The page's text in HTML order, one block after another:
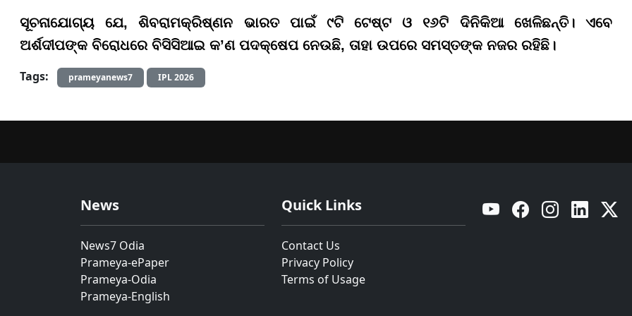
ସୂଚନାଯୋଗ୍ୟ ଯେ, ଶିବରାମକ୍ରିଷ୍ଣନ ଭାରତ ପାଇଁ ୯ଟି ଟେଷ୍ଟ ଓ ୧୬ଟି ଦିନିକିଆ ଖେଳିଛନ୍ତି। ଏବେ
ଅର୍ଶଦୀପଙ୍କ ବିରୋଧରେ ବିସିସିଆଇ କ’ଣ ପଦକ୍ଷେପ ନେଉଛି, ତାହା ଉପରେ ସମସ୍ତଙ୍କ ନଜର ରହିଛି।
Tags:
prameyanews7 IPL 2026
News
News7 Odia
Prameya-ePaper
Prameya-Odia
Prameya-English
Quick Links
Contact Us
Privacy Policy
Terms of Usage
YouTube Facebook Instagram